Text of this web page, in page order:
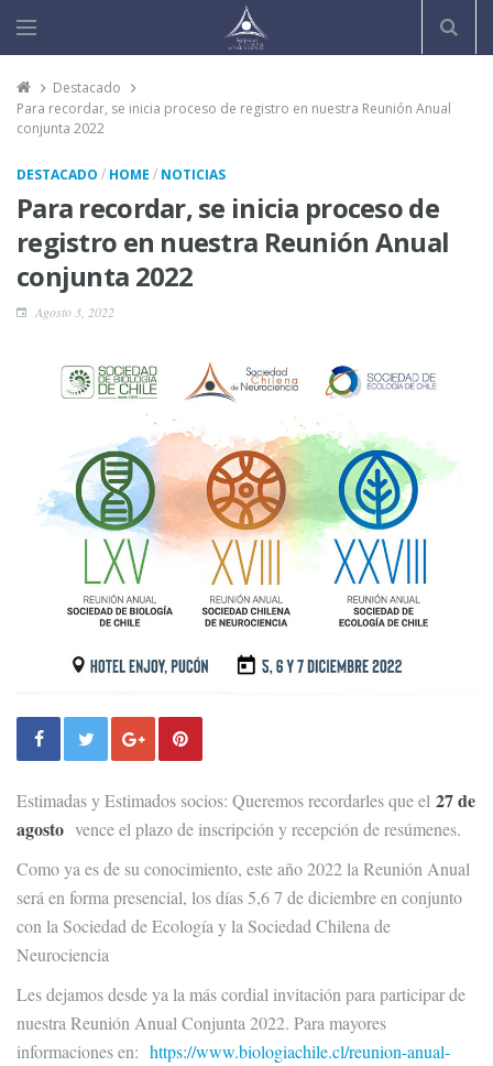
Destacado
Para recordar, se inicia proceso de registro en nuestra Reunión Anual
conjunta 2022
DESTACADO / HOME / NOTICIAS
Para recordar, se inicia proceso de
registro en nuestra Reunión Anual
conjunta 2022
Agosto 3, 2022
Estimadas y Estimados socios: Queremos recordarles que el 27 de
agosto vence el plazo de inscripción y recepción de resúmenes.
Como ya es de su conocimiento, este año 2022 la Reunión Anual
será en forma presencial, los días 5,6 7 de diciembre en conjunto
con la Sociedad de Ecología y la Sociedad Chilena de
Neurociencia
Les dejamos desde ya la más cordial invitación para participar de
nuestra Reunión Anual Conjunta 2022. Para mayores
informaciones en: https://www.biologiachile.cl/reunion-anual-